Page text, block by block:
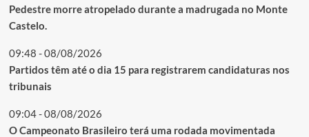
Pedestre morre atropelado durante a madrugada no Monte
Castelo.
09:48 - 08/08/2026
Partidos têm até o dia 15 para registrarem candidaturas nos
tribunais
09:04 - 08/08/2026
O Campeonato Brasileiro terá uma rodada movimentada